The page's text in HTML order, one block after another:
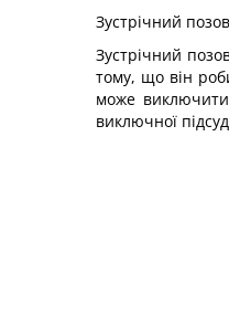
Зустрічний
Зустрічний
тому, що він
може
виключної